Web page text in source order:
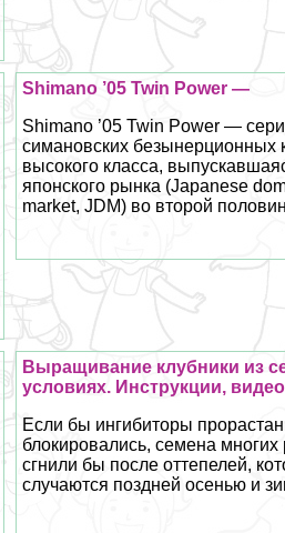
Shimano ’05 Twin Power —
Shimano ’05 Twin Power —
симановских безынерционных
высокого класса,
японского рынка (Japanese
market, JDM) во второй
Выращивание клубники из
условиях. Инструкции, видео
Если бы ингибиторы
блокировались, семена многих
сгнили бы после оттепелей,
случаются поздней осенью и